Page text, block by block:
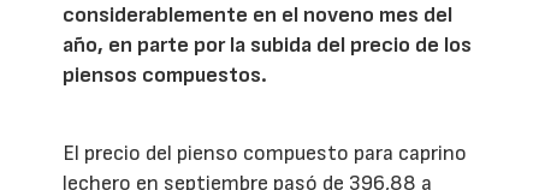
considerablemente en el noveno mes del
año, en parte por la subida del precio de los
piensos compuestos.
El precio del pienso compuesto para caprino
lechero en septiembre pasó de 396,88 a